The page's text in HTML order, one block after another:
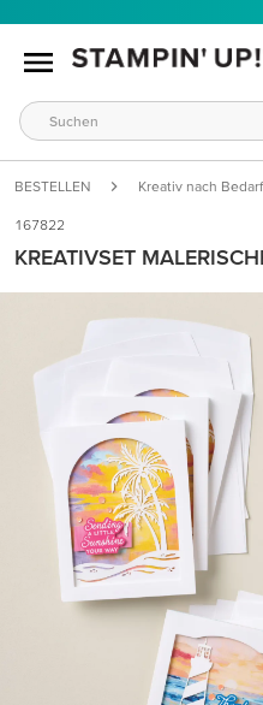
BESTELLEN Kreativ nach Bedarf
167822
KREATIVSET